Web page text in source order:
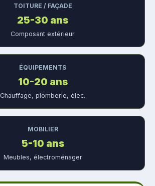
TOITURE / FAÇADE
25-30 ans
Composant extérieur
ÉQUIPEMENTS
10-20 ans
Chauffage, plomberie, élec.
MOBILIER
5-10 ans
Meubles, électroménager